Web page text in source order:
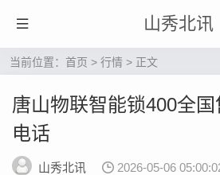
山秀北讯
当前位置： 首页 > 行情 > 正文
唐山物联智能锁400全
电话
山秀北讯 2026-05-06